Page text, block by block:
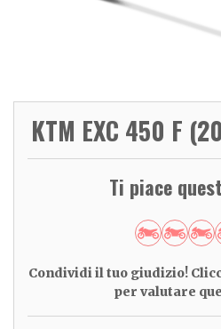
KTM EXC 450 F
Ti piace
Condividi il tuo giudizio!
per valutare